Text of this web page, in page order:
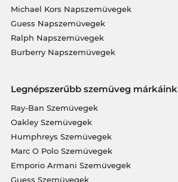
Michael Kors Napszemüvegek
Guess Napszemüvegek
Ralph Napszemüvegek
Burberry Napszemüvegek
Legnépszerűbb szemüveg márkáink
Ray-Ban Szemüvegek
Oakley Szemüvegek
Humphreys Szemüvegek
Marc O Polo Szemüvegek
Emporio Armani Szemüvegek
Guess Szemüvegek